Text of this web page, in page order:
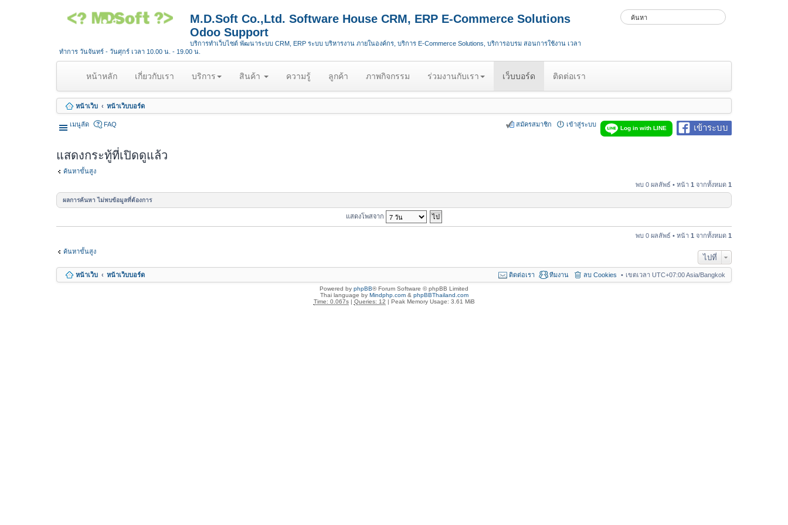
M.D.Soft Co.,Ltd. Software House CRM, ERP E-Commerce Solutions
Odoo Support
บริการทำเว็บไซต์ พัฒนาระบบ CRM, ERP ระบบ บริหารงาน ภายในองค์กร, บริการ E-Commerce Solutions, บริการอบรม สอนการใช้งาน เวลา
ทำการ วันจันทร์ - วันศุกร์ เวลา 10.00 น. - 19.00 น.
หน้าหลัก(
u
r
n
t
เกี่ยวกับเรา บริการ สินค้า ความรู้ ลูกค้า ภาพกิจกรรม ร่วมงานกับเรา เว็บบอร์ด ติดต่อเรา
หน้าเว็บ หน้าเว็บบอร์ด
เมนูลัด เข้าระบบ
Log in with LINE
FAQ เข้าสู่ระบบ
สมัครสมาชิก
แสดงกระทู้ที่เปิดดูแล้ว
ค้นหาขั้นสูง
พบ 0 ผลลัพธ์ • หน้า 1 จากทั้งหมด 1
ผลการค้นหา ไม่พบข้อมูลที่ต้องการ
แสดงโพสจาก
พบ 0 ผลลัพธ์ • หน้า 1 จากทั้งหมด 1
ค้นหาขั้นสูง
ไปที่
หน้าเว็บ หน้าเว็บบอร์ด เขตเวลา UTC+07:00 Asia/Bangkok
ลบ Cookies
ทีมงาน
ติดต่อเรา
Powered by phpBB® Forum Software © phpBB Limited
Thai language by Mindphp.com& phpBBThailand.com
Time: 0.067s| Queries: 12 | Peak Memory Usage: 3.61 MiB